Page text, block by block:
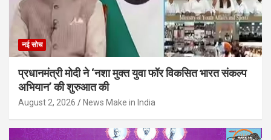
नई सोच
प्रधानमंत्री मोदी ने ‘नशा मुक्त युवा फॉर विकसित भारत संकल्प
अभियान’ की शुरुआत की
August 2, 2026 News Make in India